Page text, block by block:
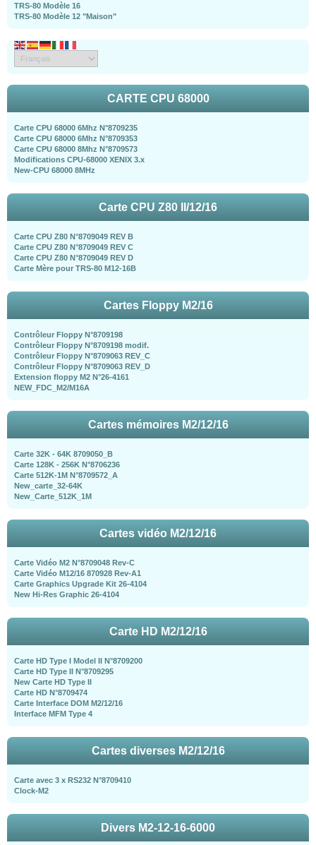
TRS-80 Modèle 16
TRS-80 Modèle 12 "Maison"
CARTE CPU 68000
Carte CPU 68000 6Mhz N°8709235
Carte CPU 68000 6Mhz N°8709353
Carte CPU 68000 8Mhz N°8709573
Modifications CPU-68000 XENIX 3.x
New-CPU 68000 8MHz
Carte CPU Z80 II/12/16
Carte CPU Z80 N°8709049 REV B
Carte CPU Z80 N°8709049 REV C
Carte CPU Z80 N°8709049 REV D
Carte Mère pour TRS-80 M12-16B
Cartes Floppy M2/16
Contrôleur Floppy N°8709198
Contrôleur Floppy N°8709198 modif.
Contrôleur Floppy N°8709063 REV_C
Contrôleur Floppy N°8709063 REV_D
Extension floppy M2 N°26-4161
NEW_FDC_M2/M16A
Cartes mémoires M2/12/16
Carte 32K - 64K 8709050_B
Carte 128K - 256K N°8706236
Carte 512K-1M N°8709572_A
New_carte_32-64K
New_Carte_512K_1M
Cartes vidéo M2/12/16
Carte Vidéo M2 N°8709048 Rev-C
Carte Vidéo M12/16 870928 Rev-A1
Carte Graphics Upgrade Kit 26-4104
New Hi-Res Graphic 26-4104
Carte HD M2/12/16
Carte HD Type I Model II N°8709200
Carte HD Type II N°8709295
New Carte HD Type II
Carte HD N°8709474
Carte Interface DOM M2/12/16
Interface MFM Type 4
Cartes diverses M2/12/16
Carte avec 3 x RS232 N°8709410
Clock-M2
Divers M2-12-16-6000